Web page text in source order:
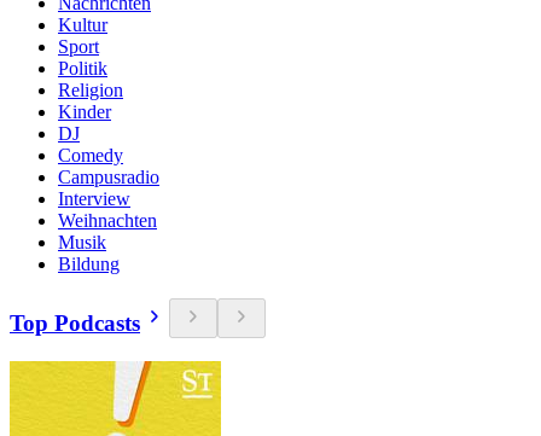
Kultur
Sport
Politik
Religion
Kinder
DJ
Comedy
Campusradio
Interview
Weihnachten
Musik
Bildung
Top Podcasts